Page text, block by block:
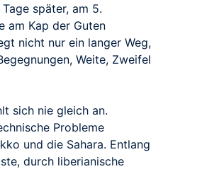
später, am 5.
am Kap der Guten
nicht nur ein langer Weg,
Weite, Zweifel
sich nie gleich an.
Probleme
und die Sahara. Entlang
durch liberianische